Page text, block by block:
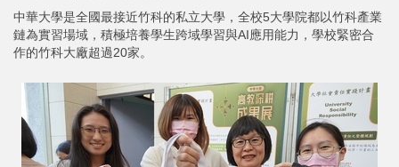
中華大學是全國最接近竹科的私立大學，全校5大學院都以竹科產業
鏈為實習場域，積極培養學生跨域學習與AI應用能力，學校緊密合
作的竹科大廠超過20家。